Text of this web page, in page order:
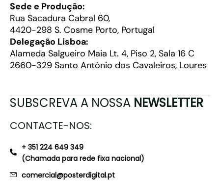
Sede e Produção:
Rua Sacadura Cabral 60,
4420-298 S. Cosme Porto, Portugal
Delegação Lisboa:
Alameda Salgueiro Maia Lt. 4, Piso 2, Sala 16 C
2660-329 Santo António dos Cavaleiros, Loures
SUBSCREVA A NOSSA NEWSLETTER
CONTACTE-NOS:
+ 351 224 649 349
(Chamada para rede fixa nacional)
comercial@posterdigital.pt